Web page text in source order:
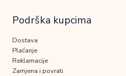
Podrška kupcima
Dostava
Plaćanje
Reklamacije
Zamjena i povrati